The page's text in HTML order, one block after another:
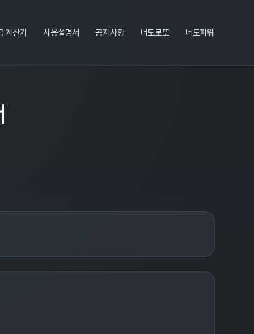
계산기 사용설명서 공지사항 너도로또 너도파워